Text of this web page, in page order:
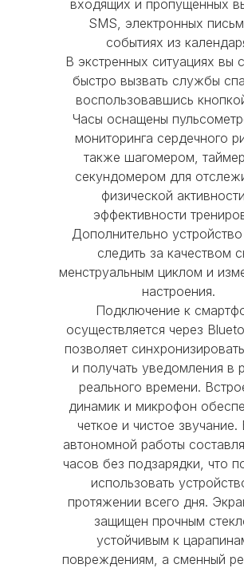
входящих и пропущенных
SMS, электронных
событиях из
В экстренных ситуациях вы
быстро вызвать службы
воспользовавшись
Часы оснащены
мониторинга сердечного
также шагомером,
секундомером для
физической
эффективности
Дополнительно
следить за качеством
менструальным циклом и
настроения.
Подключение к
осуществляется через
позволяет
и получать уведомления в
реального времени.
динамик и микрофон
четкое и чистое звучание.
автономной работы
часов без подзарядки, что
использовать
протяжении всего дня.
защищен прочным
устойчивым к
повреждениям, а сменный
Оформить Trade-in
Оставшуюся сумму можно
картой, наличными или оформить в
кредит
рабочем состоянии, без
существенных повреждений корпуса
и экрана, с работающими
функциональными кнопками и без
следов от контакта с жидкостью
Используйте скидку при покупке
новой модели iPhone, iPad, Apple
Watch или MacBook
Политика конфиденциальности
Аксессуары
AirPods
Watch
MacBook
Доставка и Самовывоз
Гарантия
Оплата
Блог
Кредит Рассрочка
Сб-Вс и праздничные дни - выходные
Пт с 10:00 до 19:00
Пн-Чт с 10:00 до 20:00
Время работы:
+7(926)998-08-87